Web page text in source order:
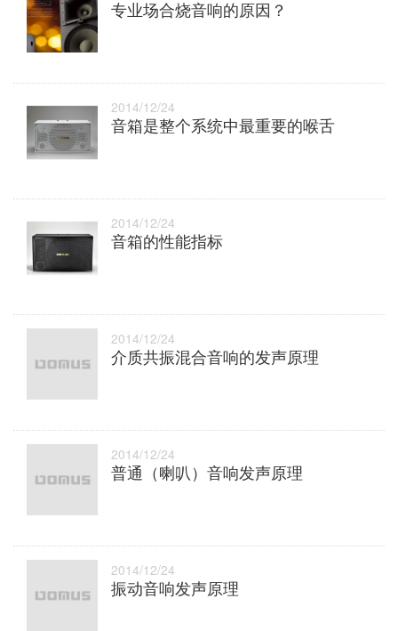
专业场合烧音响的原因？
2014/12/24
音箱是整个系统中最重要的喉舌
2014/12/24
音箱的性能指标
2014/12/24
介质共振混合音响的发声原理
2014/12/24
普通（喇叭）音响发声原理
2014/12/24
振动音响发声原理